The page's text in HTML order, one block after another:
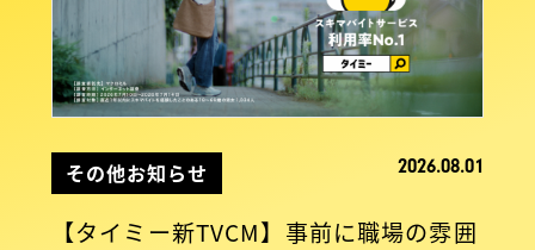
その他お知らせ 2026.08.01
【タイミー新TVCM】事前に職場の雰囲